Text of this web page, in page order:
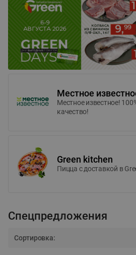
Местное
Местное известное!
качество!
Green kitchen
Пицца c доставкой в
Спецпредложения
Сортировка: